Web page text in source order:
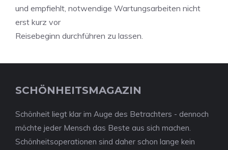
und empfiehlt, notwendige Wartungsarbeiten nicht
erst kurz vor
Reisebeginn durchführen zu lassen.
SCHÖNHEITSMAGAZIN
Schönheit liegt klar im Auge des Betrachters - dennoch
möchte jeder Mensch das Beste aus sich machen.
Schönheitsoperationen sind daher schon lange kein